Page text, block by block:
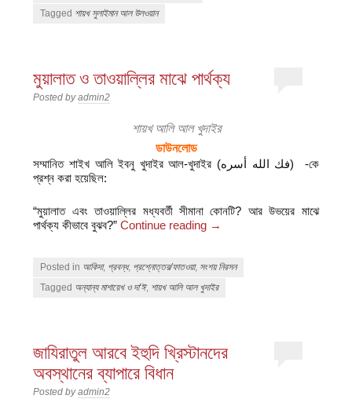
Tagged শায়খ সুলাইমান আল উলওয়ান
মুয়ালাত ও তাওয়াল্লির মাঝে পার্থক্য
Posted byadmin2
শায়খ আলি আল খুদাইর
ডাউনলোড
সম্মানিত শাইখ আলি ইবনু খুদাইর আল-খুদাইর (فك الله أسره) -কে
প্রশ্ন করা হয়েছিল:
“মুয়ালাত এবং তাওয়াল্লির মধ্যবর্তী সীমানা কোনটি? আর উভয়ের মাঝে
পার্থক্য কীভাবে বুঝব?”Continue reading →
Posted in আকিদা, প্রবন্ধ, প্রশ্নোত্তর/ফাতওয়া, সংশয় নিরসন
Tagged অন্যান্য মাশায়েখ ও দা'ঈ, শায়খ আলি আল খুদাইর
জাযিরাতুল আরবে ইহুদি খ্রিস্টানদের
অবস্থানের ব্যাপারে বিধান
Posted byadmin2